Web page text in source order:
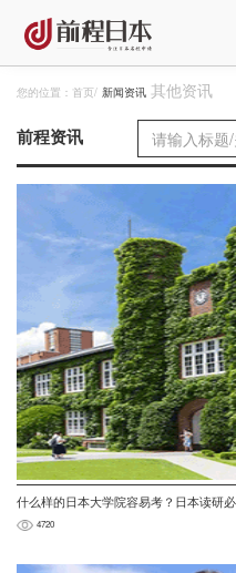
您的位置： 首页/ 新闻资讯 其他资讯
前程资讯
什么样的日本大学院容易考？日本读研
4720